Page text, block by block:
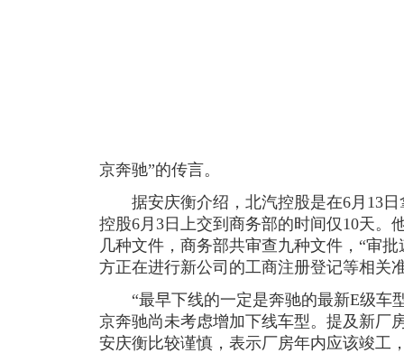
京奔驰”的传言。
据安庆衡介绍，北汽控股是在6月13日
控股6月3日上交到商务部的时间仅10天。
几种文件，商务部共审查九种文件，“审
方正在进行新公司的工商注册登记等相关
“最早下线的一定是奔驰的最新E级车
京奔驰尚未考虑增加下线车型。提及新厂
安庆衡比较谨慎，表示厂房年内应该竣工